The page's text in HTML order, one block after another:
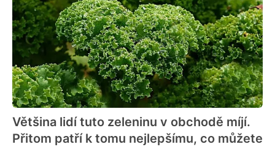
Většina lidí tuto zeleninu v obchodě míjí.
Přitom patří k tomu nejlepšímu, co můžete